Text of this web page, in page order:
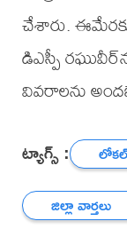
చేశారు.
డిఎస్పీ
వివరాలను
ట్యాగ్స్ : లోకల్
జిల్లా వార్తలు